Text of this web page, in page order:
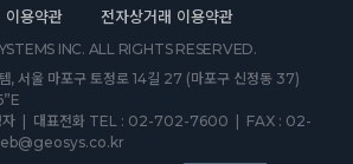
이용약관 전자상거래 이용약관
INC. ALL RIGHTS RESERVED.
서울 마포구 토정로 14길 27 (마포구 신정동 37)
영자 | 대표전화 TEL : 02-702-7600 | FAX : 02-